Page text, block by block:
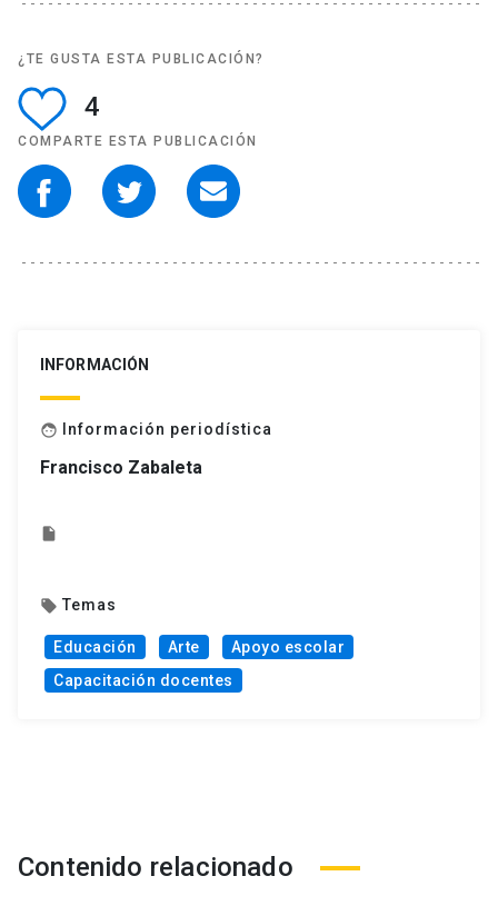
¿TE GUSTA ESTA PUBLICACIÓN?
4
COMPARTE ESTA PUBLICACIÓN
INFORMACIÓN
face Información periodística
Francisco Zabaleta
insert_drive_file
local_offer Temas
Educación Arte
Apoyo escolar
Capacitación docentes
Contenido relacionado